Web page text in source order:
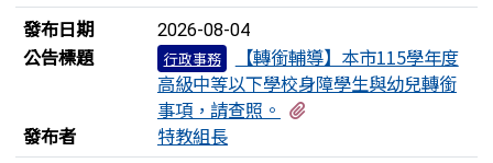
發布日期
2026-08-04
公告標題 行政事務
【轉銜輔導】本市115學年度
高級中等以下學校身障學生與幼兒轉銜
事項，請查照。
發布者
特教組長